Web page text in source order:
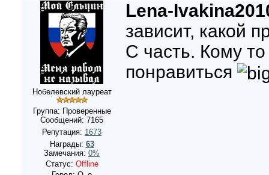
Нобелевский лауреат
Группа: Проверенные
Сообщений: 7165
Репутация: 1673
Награды: 63
Замечания: 0%
Статус: Offline
Lena-
зависит, какой
С часть. Кому
понравиться